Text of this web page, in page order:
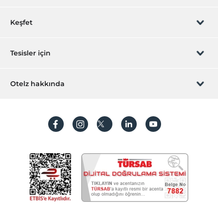
Rezervasyon yönet
Sıkça sorulan sorular
İşlem rehberi
Keşfet
Hediye Kart
Hesap oluştur
Tesisler için
Hemen tesisinizi ekleyin
Otelz hakkında
Koşullar ve şartlar
Aydınlatma metni